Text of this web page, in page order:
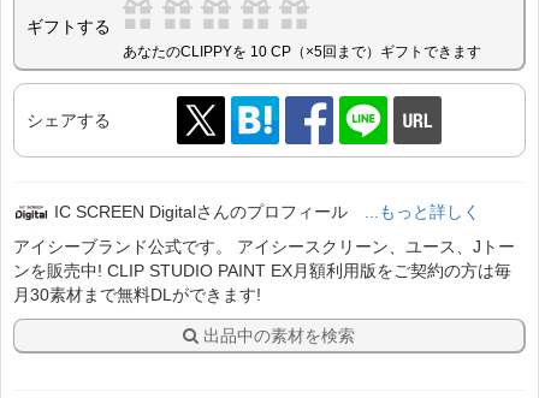
ギフトする
あなたのCLIPPYを 10 CP（×5回まで）ギフトできます
シェアする
IC SCREEN Digitalさんのプロフィール
...もっと詳しく
アイシーブランド公式です。 アイシースクリーン、ユース、Jトー
ンを販売中! CLIP STUDIO PAINT EX月額利用版をご契約の方は毎
月30素材まで無料DLができます!
出品中の素材を検索